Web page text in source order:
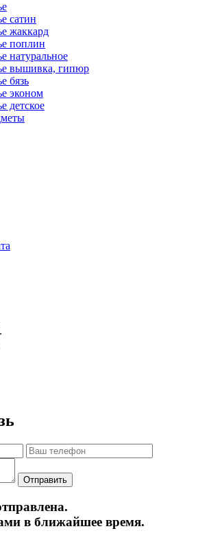
сатин
жаккард
поплин
натуральное
вышивка, гипюр
бязь
эконом
детское
в ближайшее время.